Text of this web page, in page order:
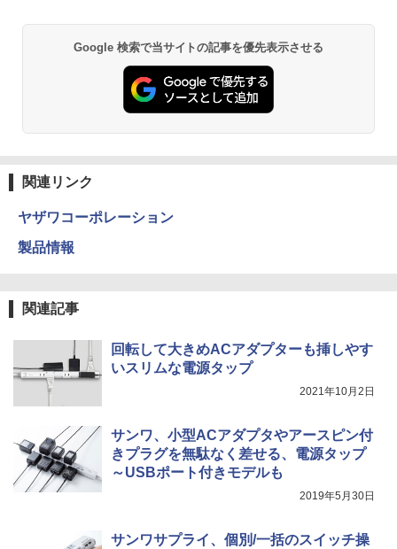
Google 検索で当サイトの記事を優先表示させる
関連リンク
ヤザワコーポレーション
製品情報
関連記事
回転して大きめACアダプターも挿しやす
いスリムな電源タップ
2021年10月2日
サンワ、小型ACアダプタやアースピン付
きプラグを無駄なく差せる、電源タップ
～USBポート付きモデルも
2019年5月30日
サンワサプライ、個別/一括のスイッチ操